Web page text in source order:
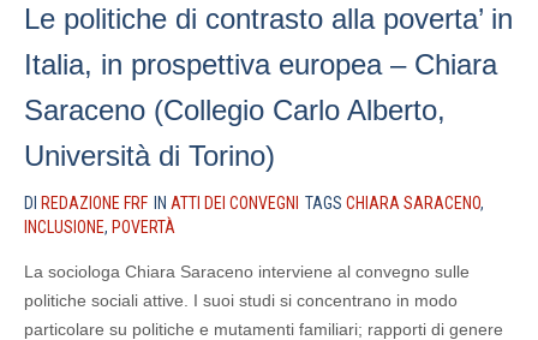
Le politiche di contrasto alla poverta’ in
Italia, in prospettiva europea – Chiara
Saraceno (Collegio Carlo Alberto,
Università di Torino)
DI REDAZIONE FRF IN ATTI DEI CONVEGNI TAGS CHIARA SARACENO,
INCLUSIONE, POVERTÀ
La sociologa Chiara Saraceno interviene al convegno sulle
politiche sociali attive. I suoi studi si concentrano in modo
particolare su politiche e mutamenti familiari; rapporti di genere